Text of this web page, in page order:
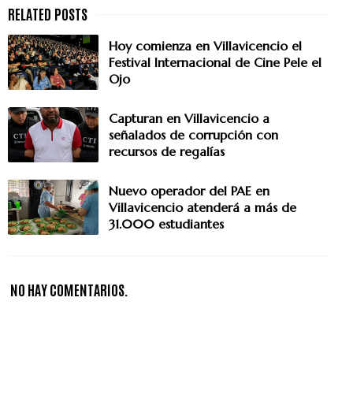
Hoy comienza en Villavicencio el
Festival Internacional de Cine Pele el
Ojo
Capturan en Villavicencio a
señalados de corrupción con
recursos de regalías
Nuevo operador del PAE en
Villavicencio atenderá a más de
31.000 estudiantes
NO HAY COMENTARIOS.